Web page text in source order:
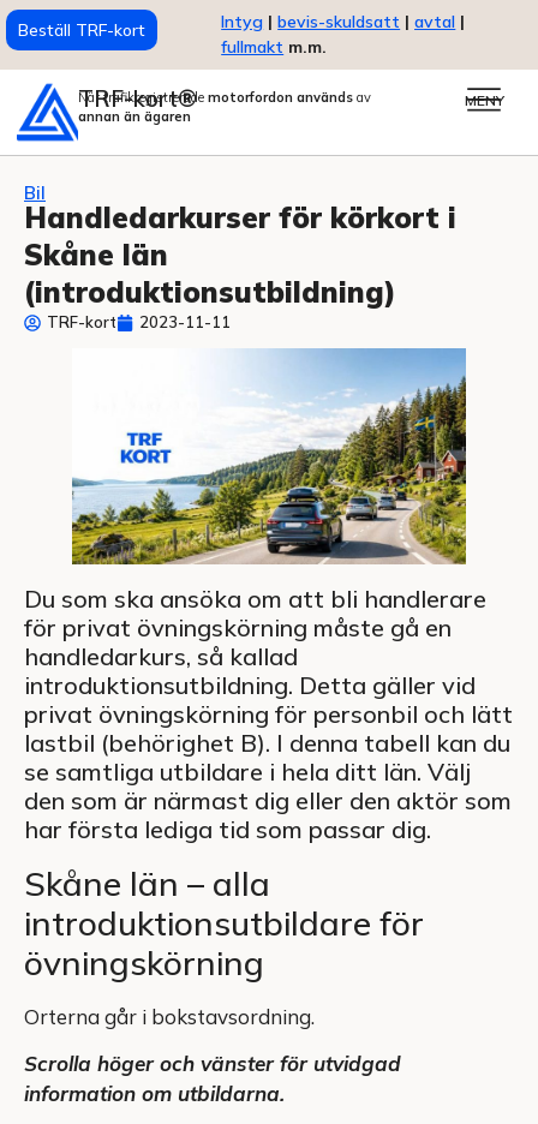
Beställ TRF-kort Intyg | bevis-skuldsatt | avtal |
fullmakt m.m.
TRF-kort®
När trafikregistrerade motorfordon används av
annan än ägaren
MENY
Bil
Handledarkurser för körkort i
Skåne län
(introduktionsutbildning)
TRF-kort 2023-11-11
Du som ska ansöka om att bli handlerare
för privat övningskörning måste gå en
handledarkurs, så kallad
introduktionsutbildning. Detta gäller vid
privat övningskörning för personbil och lätt
lastbil (behörighet B). I denna tabell kan du
se samtliga utbildare i hela ditt län. Välj
den som är närmast dig eller den aktör som
har första lediga tid som passar dig.
Skåne län – alla
introduktionsutbildare för
övningskörning
Orterna går i bokstavsordning.
Scrolla höger och vänster för utvidgad
information om utbildarna.